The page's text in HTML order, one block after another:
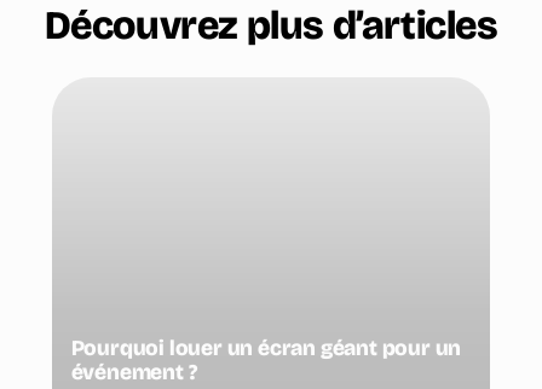
Découvrez plus d’articles
Pourquoi louer un écran géant pour un
événement ?